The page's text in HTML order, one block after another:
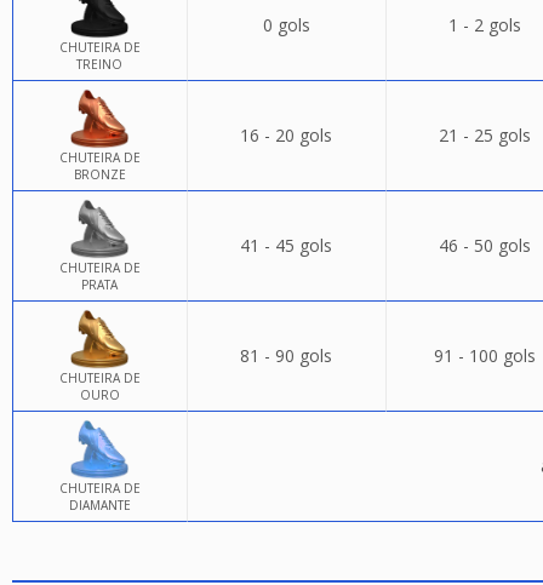
CHUTEIRA DE
TREINO
0 gols 1 - 2 gols
CHUTEIRA DE
BRONZE
16 - 20 gols 21 - 25 gols
CHUTEIRA DE
PRATA
41 - 45 gols 46 - 50 gols
CHUTEIRA DE
OURO
81 - 90 gols 91 - 100 gols
CHUTEIRA DE
DIAMANTE